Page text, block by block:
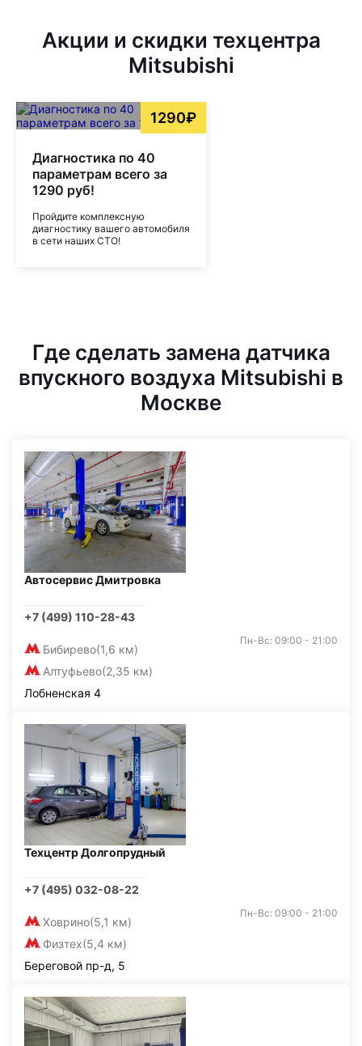
Акции и скидки техцентра
Mitsubishi
1290₽
Диагностика по 40
параметрам всего за
1290 руб!
Пройдите комплексную
диагностику вашего автомобиля
в сети наших СТО!
Где сделать замена датчика
впускного воздуха Mitsubishi в
Москве
Автосервис Дмитровка
+7 (499) 110-28-43
Бибирево(1,6 км)
Алтуфьево(2,35 км)
Пн-Вс: 09:00 - 21:00
Лобненская 4
Техцентр Долгопрудный
+7 (495) 032-08-22
Ховрино(5,1 км)
Физтех(5,4 км)
Пн-Вс: 09:00 - 21:00
Береговой пр-д, 5